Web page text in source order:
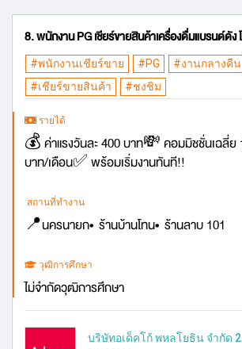
8. พนักงาน PG เชียร์ขายสินค้าเครื่องดื่มแบรนด์ดัง
#พนักงานเชียร์ขาย #PG #งานกลางคืน
#เชียร์ขายสินค้า
#ชงชิม
รายได้
💰 ค่าแรงวันละ 400 บาท💸 คอมมิชชั่นเฉลี่ย
บาท/เดือน✅ พร้อมเริ่มงานทันที!!
สถานที่ทำงาน
📍นครนายก• ร้านบ้านโทน• ร้านลาบ 101
วุฒิการศึกษา
ไม่จำกัดวุฒิการศึกษา
บริษัทอเด็คโก้ พหลโยธิน จำกัด 2